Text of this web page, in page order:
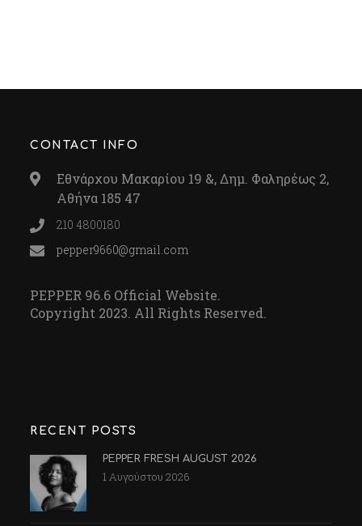
CONTACT INFO
Εθνάρχου Μακαρίου 19 &, Δημ. Φαληρέως 2,
Αθήνα 185 47
210 4800180
pepper9660@gmail.com
PEPPER 96.6 Official Website.
Copyright 2023. All Rights Reserved.
RECENT POSTS
PEPPER FRESH AUGUST 2026
1 Αυγούστου 2026